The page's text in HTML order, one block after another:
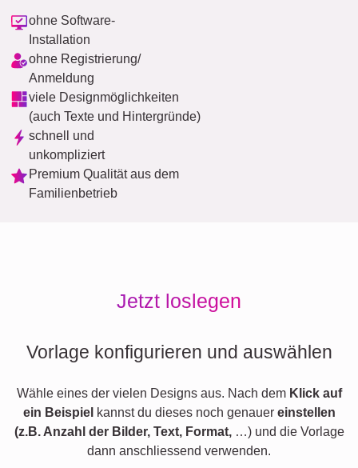
ohne Software-
Installation
ohne Registrierung/
Anmeldung
viele Designmöglichkeiten
(auch Texte und Hintergründe)
schnell und
unkompliziert
Premium Qualität aus dem
Familienbetrieb
Jetzt loslegen
Vorlage konfigurieren und auswählen
Wähle eines der vielen Designs aus. Nach dem Klick auf
ein Beispiel kannst du dieses noch genauer einstellen
(z.B. Anzahl der Bilder, Text, Format,…) und die Vorlage
dann anschliessend verwenden.